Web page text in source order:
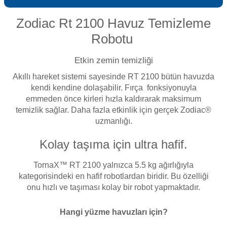
Gemaş Havuz
Sıvı Ph- Düşürücü
Toz Ph+ Yükseltici
Wtr Havuz Kimyasalları Setleri
Yosun Öldürücü
Selenoid
e Pool Expert
Havuz Filtre
Havuz Vana
Havuz Isıtma
Havuz Elektrik
Havuz
Zodiac Rt 2100 Havuz Temizleme
Robotu
Etkin zemin temizliği
Akıllı hareket sistemi sayesinde RT 2100 bütün havuzda
kendi kendine dolaşabilir. Fırça fonksiyonuyla
emmeden önce kirleri hızla kaldırarak maksimum
temizlik sağlar. Daha fazla etkinlik için gerçek Zodiac®
uzmanlığı.
Kolay taşıma için ultra hafif.
TornaX™ RT 2100 yalnızca 5.5 kg ağırlığıyla
kategorisindeki en hafif robotlardan biridir. Bu özelliği
onu hızlı ve taşıması kolay bir robot yapmaktadır.
Hangi yüzme havuzları için?